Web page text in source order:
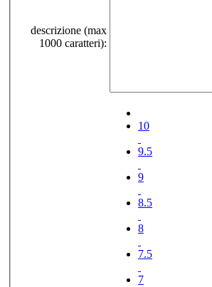
descrizione (max
1000 caratteri):
10
9.5
9
8.5
8
7.5
7